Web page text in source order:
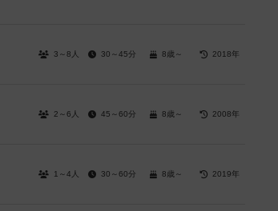
3～8人 30～45分 8歳～ 2018年
2～6人 45～60分 8歳～ 2008年
1～4人 30～60分 8歳～ 2019年